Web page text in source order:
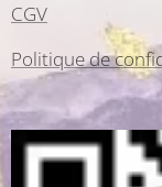
CGV
Politique de